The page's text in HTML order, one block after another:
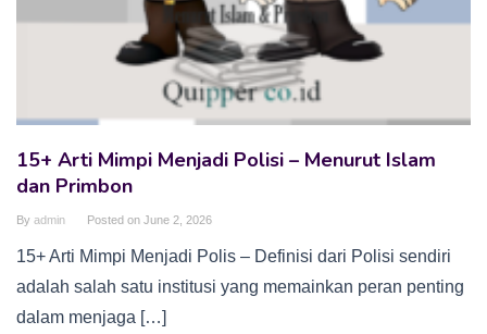
15+ Arti Mimpi Menjadi Polisi – Menurut Islam
dan Primbon
By admin Posted on June 2, 2026
15+ Arti Mimpi Menjadi Polis – Definisi dari Polisi sendiri
adalah salah satu institusi yang memainkan peran penting
dalam menjaga […]